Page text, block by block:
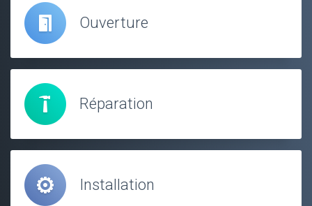
Ouverture
Réparation
Installation